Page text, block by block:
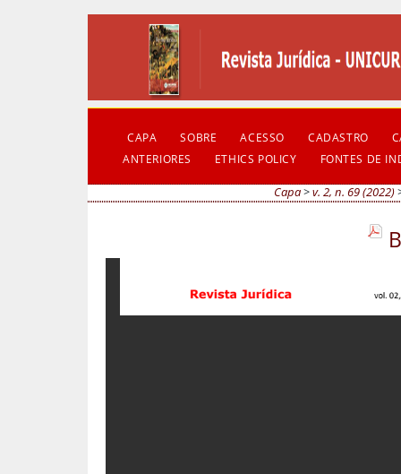
CAPA SOBRE ACESSO CADASTRO
ANTERIORES
ETHICS POLICY FONTES DE
Capa>v. 2, n. 69 (2022)